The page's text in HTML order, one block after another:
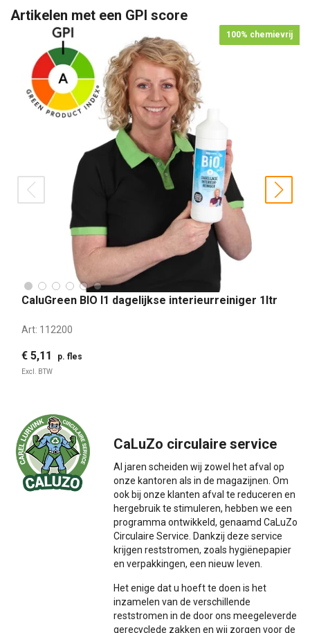
Artikelen met een GPI score
100% chemievrij
CaluGreen BIO I1 dagelijkse interieurreiniger 1ltr
Art: 112200
€ 5,11 p. fles
Excl. BTW
prev next
CaLuZo circulaire service
Al jaren scheiden wij zowel het afval op
onze kantoren als in de magazijnen. Om
ook bij onze klanten afval te reduceren en
hergebruik te stimuleren, hebben we een
programma ontwikkeld, genaamd CaLuZo
Circulaire Service. Dankzij deze service
krijgen reststromen, zoals hygiënepapier
en verpakkingen, een nieuw leven.
Het enige dat u hoeft te doen is het
inzamelen van de verschillende
reststromen in de door ons meegeleverde
gerecyclede zakken en wij zorgen voor de